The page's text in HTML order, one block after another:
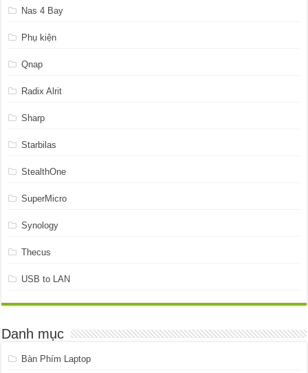
Nas 4 Bay
Phụ kiện
Qnap
Radix Alrit
Sharp
Starbilas
StealthOne
SuperMicro
Synology
Thecus
USB to LAN
Danh mục
Bàn Phím Laptop